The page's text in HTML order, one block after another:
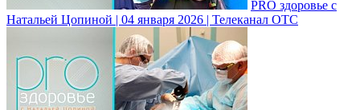
PRO здоровье с
Натальей Цопиной | 04 января 2026 | Телеканал ОТС